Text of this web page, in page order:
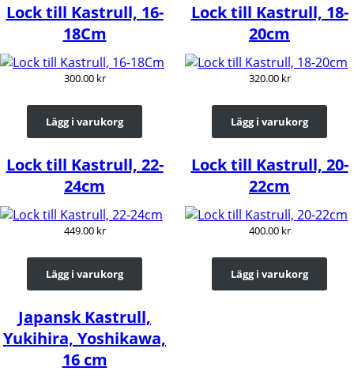
Lock till Kastrull, 16-
18Cm
300.00 kr
Lägg i varukorg
Lock till Kastrull, 18-
20cm
320.00 kr
Lägg i varukorg
Lock till Kastrull, 22-
24cm
449.00 kr
Lägg i varukorg
Lock till Kastrull, 20-
22cm
400.00 kr
Lägg i varukorg
Japansk Kastrull,
Yukihira, Yoshikawa,
16 cm